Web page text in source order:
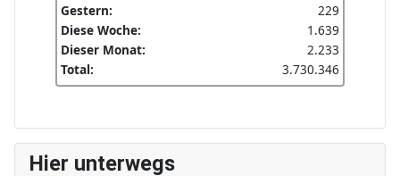
Gestern:
229
Diese Woche:
1.639
Dieser Monat:
2.233
Total:
3.730.346
Hier unterwegs